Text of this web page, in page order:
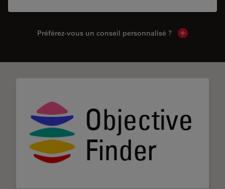
Préférez-vous un conseil personnalisé ? Show local